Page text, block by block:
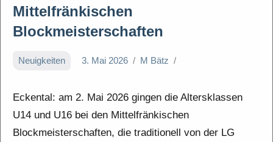
Mittelfränkischen
Blockmeisterschaften
Neuigkeiten 3. Mai 2026 M Bätz
Eckental: am 2. Mai 2026 gingen die Altersklassen
U14 und U16 bei den Mittelfränkischen
Blockmeisterschaften, die traditionell von der LG